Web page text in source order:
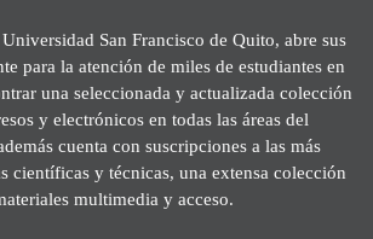
San Francisco de Quito, abre sus
para la atención de miles de estudiantes en
una seleccionada y actualizada colección
y electrónicos en todas las áreas del
cuenta con suscripciones a las más
científicas y técnicas, una extensa colección
multimedia y acceso.